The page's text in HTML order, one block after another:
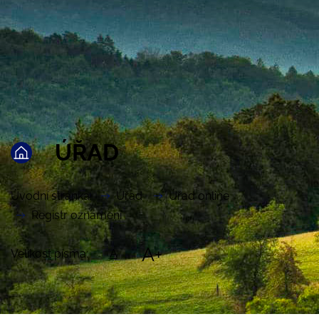
ÚŘAD
Úvodní stránka Úřad
Úřad online
Registr oznámení
Velikost písma: A A+